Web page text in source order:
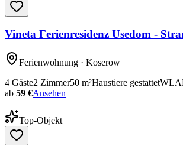
Vineta Ferienresidenz Usedom -
Ferienwohnung · Koserow
4 Gäste2 Zimmer50 m²Haustiere gestattet
ab 59 €Ansehen
Top-Objekt